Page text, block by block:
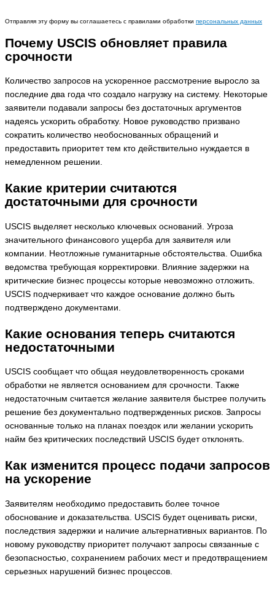
Отправляя эту форму вы соглашаетесь с правилами обработки персональных данных
Почему USCIS обновляет правила
срочности
Количество запросов на ускоренное рассмотрение выросло за
последние два года что создало нагрузку на систему. Некоторые
заявители подавали запросы без достаточных аргументов
надеясь ускорить обработку. Новое руководство призвано
сократить количество необоснованных обращений и
предоставить приоритет тем кто действительно нуждается в
немедленном решении.
Какие критерии считаются
достаточными для срочности
USCIS выделяет несколько ключевых оснований. Угроза
значительного финансового ущерба для заявителя или
компании. Неотложные гуманитарные обстоятельства. Ошибка
ведомства требующая корректировки. Влияние задержки на
критические бизнес процессы которые невозможно отложить.
USCIS подчеркивает что каждое основание должно быть
подтверждено документами.
Какие основания теперь считаются
недостаточными
USCIS сообщает что общая неудовлетворенность сроками
обработки не является основанием для срочности. Также
недостаточным считается желание заявителя быстрее получить
решение без документально подтвержденных рисков. Запросы
основанные только на планах поездок или желании ускорить
найм без критических последствий USCIS будет отклонять.
Как изменится процесс подачи запросов
на ускорение
Заявителям необходимо предоставить более точное
обоснование и доказательства. USCIS будет оценивать риски,
последствия задержки и наличие альтернативных вариантов. По
новому руководству приоритет получают запросы связанные с
безопасностью, сохранением рабочих мест и предотвращением
серьезных нарушений бизнес процессов.